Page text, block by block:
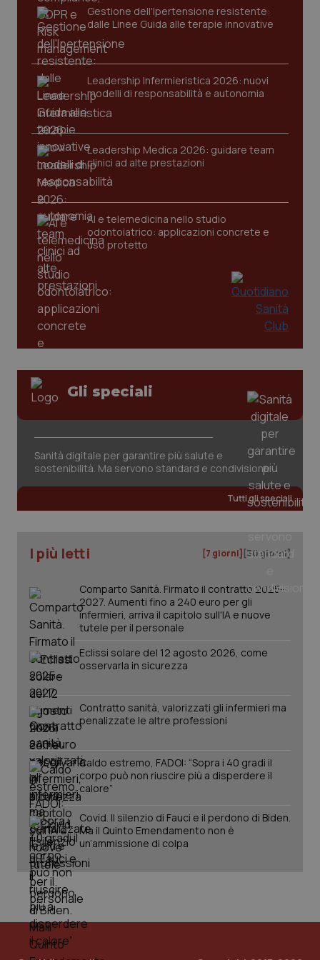
Gestione dell'Ipertensione resistente:
dalle Linee Guida alle terapie innovative
Leadership Infermieristica 2026: nuovi
modelli di responsabilità e autonomia
Leadership Medica 2026: guidare team
clinici ad alte prestazioni
AI e telemedicina nello studio
odontoiatrico: applicazioni concrete e
uso protetto
Gli speciali
Sanità digitale per garantire più salute e
sostenibilità. Ma servono standard e condivisione
Tutti gli speciali
I più letti [7 giorni] [30 giorni]
Comparto Sanità. Firmato il contratto 2025-
2027. Aumenti fino a 240 euro per gli
infermieri, arriva il capitolo sull'IA e nuove
tutele per il personale
Eclissi solare del 12 agosto 2026, come
osservarla in sicurezza
Contratto sanità, valorizzati gli infermieri ma
penalizzate le altre professioni
Caldo estremo, FADOI: “Sopra i 40 gradi il
corpo può non riuscire più a disperdere il
calore”
Covid. Il silenzio di Fauci e il perdono di Biden.
Ma il Quinto Emendamento non è
un’ammissione di colpa
Nome
Fornitore/ Dominio
VISITOR_PRIVACY_METADATA
CookieScript
www.quotidianosanita.it
tracking-sites-ironfish-
tracking-enable
www.quotidianosanita.it
_ga
Google LLC